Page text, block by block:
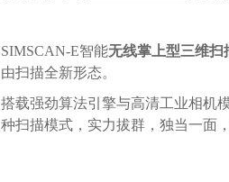
SIMSCAN-E智能无线掌上型三维扫
由扫描全新形态。
搭载强劲算法引擎与高清工业相机
种扫描模式，实力拔群，独当一面